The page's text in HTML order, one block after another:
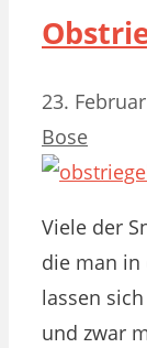
23.
Bose
Viele der
die man in
lassen
und zwar